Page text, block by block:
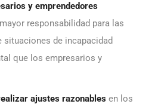
y emprendedores
responsabilidad para las
de incapacidad
que los empresarios y
ajustes razonables en los